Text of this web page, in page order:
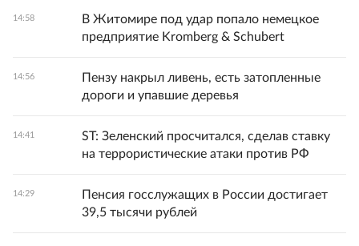
14:58
В Житомире под удар попало немецкое
предприятие Kromberg & Schubert
14:56
Пензу накрыл ливень, есть затопленные
дороги и упавшие деревья
14:41
ST: Зеленский просчитался, сделав ставку
на террористические атаки против РФ
14:29
Пенсия госслужащих в России достигает
39,5 тысячи рублей